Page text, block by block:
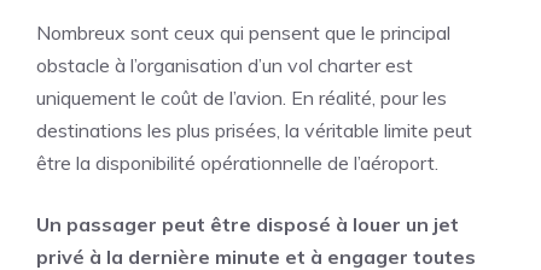
Nombreux sont ceux qui pensent que le principal
obstacle à l’organisation d’un vol charter est
uniquement le coût de l’avion. En réalité, pour les
destinations les plus prisées, la véritable limite peut
être la disponibilité opérationnelle de l’aéroport.
Un passager peut être disposé à louer un jet
privé à la dernière minute et à engager toutes